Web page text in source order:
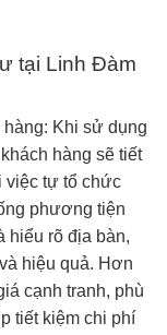
tại Linh Đàm
Khi sử dụng
hàng sẽ tiết
việc tự tổ chức
phương tiện
hiểu rõ địa bàn,
hiệu quả. Hơn
cạnh tranh, phù
tiết kiệm chi phí